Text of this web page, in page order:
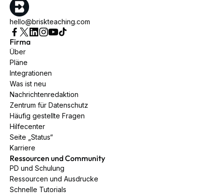
hello@briskteaching.com
Firma
Über
Pläne
Integrationen
Was ist neu
Nachrichtenredaktion
Zentrum für Datenschutz
Häufig gestellte Fragen
Hilfecenter
Seite „Status“
Karriere
Ressourcen und Community
PD und Schulung
Ressourcen und Ausdrucke
Schnelle Tutorials